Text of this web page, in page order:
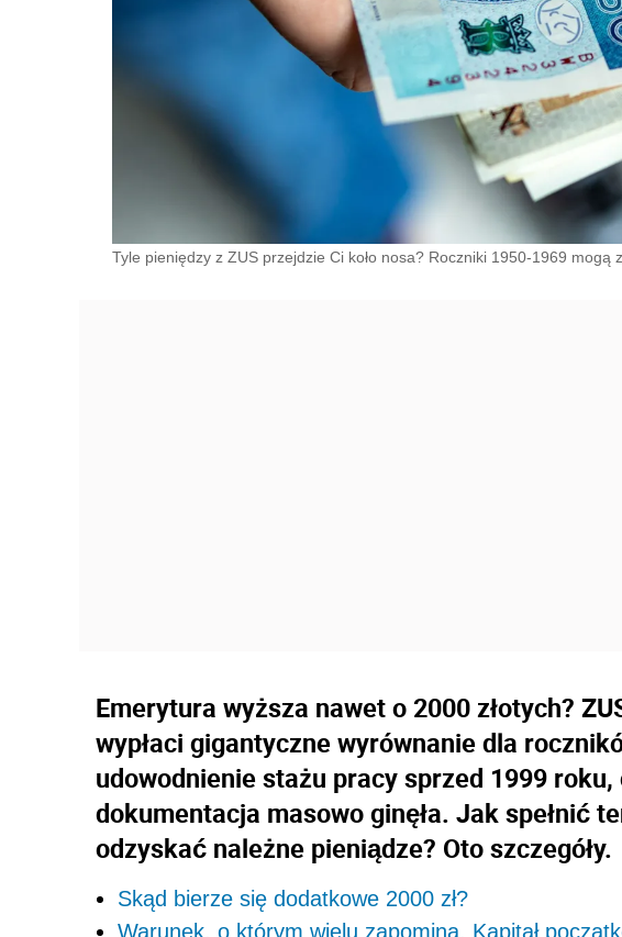
Tyle pieniędzy z ZUS przejdzie Ci koło nosa? Roczniki 1950-1969 mogą
Emerytura wyższa nawet o 2000 złotych?
wypłaci gigantyczne wyrównanie dla
udowodnienie stażu pracy sprzed 1999
dokumentacja masowo ginęła. Jak spełnić
odzyskać należne pieniądze? Oto szczegóły.
Skąd bierze się dodatkowe 2000 zł?
Warunek, o którym wielu zapomina. Kapitał